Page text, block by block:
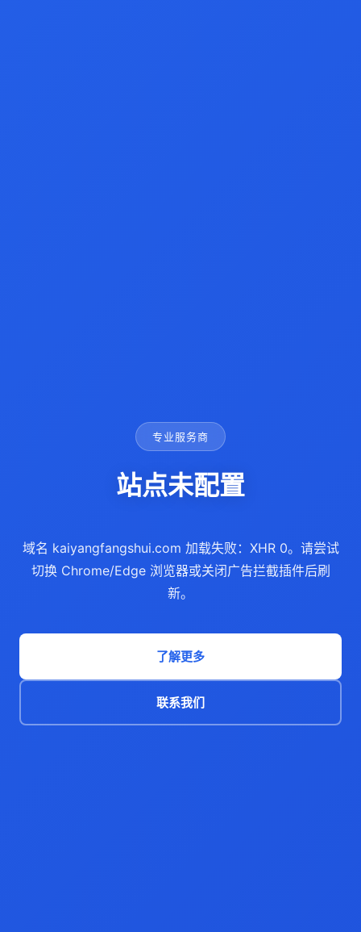
专业服务商
站点未配置
域名 kaiyangfangshui.com 加载失败：XHR 0。请尝试
切换 Chrome/Edge 浏览器或关闭广告拦截插件后刷
新。
了解更多
联系我们